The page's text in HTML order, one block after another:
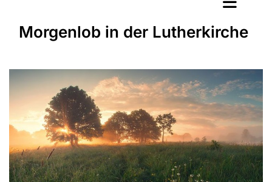
Morgenlob in der Lutherkirche